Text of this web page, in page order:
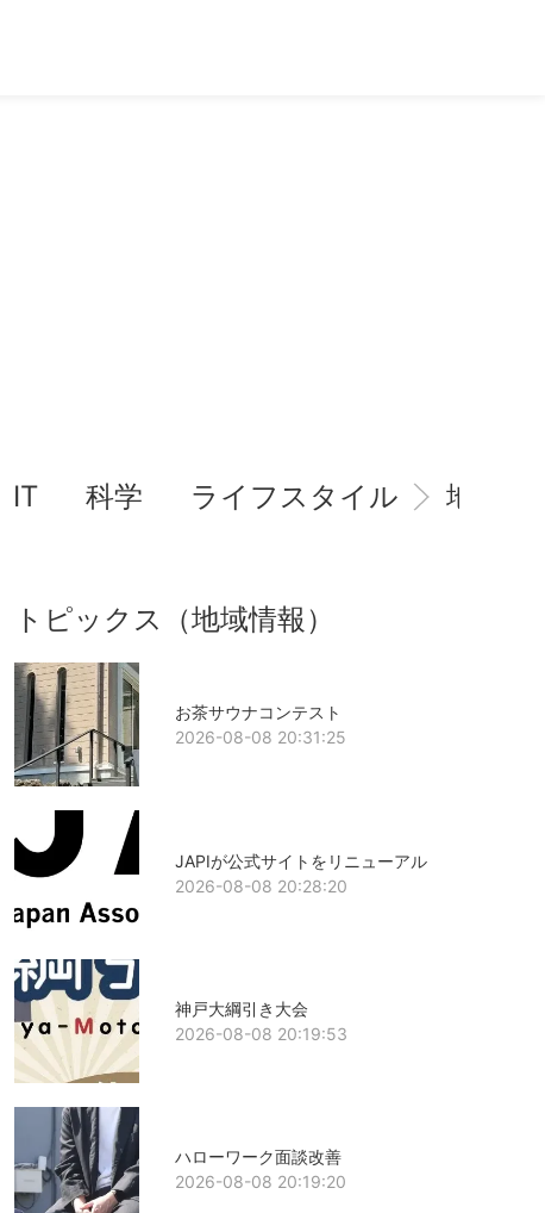
IT 科学 ライフスタイル 地域情
トピックス（地域情報）
お茶サウナコンテスト
2026-08-08 20:31:25
JAPIが公式サイトをリニューアル
2026-08-08 20:28:20
神戸大綱引き大会
2026-08-08 20:19:53
ハローワーク面談改善
2026-08-08 20:19:20